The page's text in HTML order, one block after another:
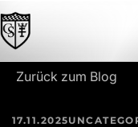
Zum Inhalt springen
Zurück zum Blog
17.11.2025